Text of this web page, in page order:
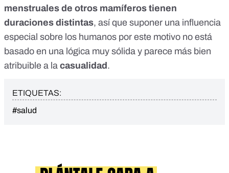
menstruales de otros mamíferos tienen
duraciones distintas, así que suponer una influencia
especial sobre los humanos por este motivo no está
basado en una lógica muy sólida y parece más bien
atribuible a la casualidad .
ETIQUETAS:
#salud